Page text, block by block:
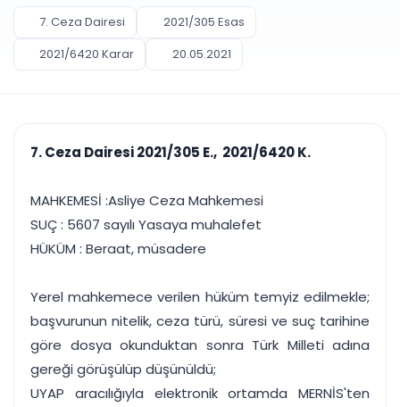
PLANLAMA & TAKİP
Pano ve Takip
Duruşma ve görev
takvimi
Bildirim
Süreleri asla kaçırmayın
takibi
Tek panelde uçtan uca yönetim
Tüm özellikleri inceleyin Ücretsiz Başlayın
7. Ceza Dairesi
2021/305 Esas
2021/6420 Karar
20.05.2021
7. Ceza Dairesi 2021/305 E., 2021/6420 K.
MAHKEMESİ :Asliye Ceza Mahkemesi
SUÇ : 5607 sayılı Yasaya muhalefet
HÜKÜM : Beraat, müsadere
Yerel mahkemece verilen hüküm temyiz edilmekle;
başvurunun nitelik, ceza türü, süresi ve suç tarihine
göre dosya okunduktan sonra Türk Milleti adına
gereği görüşülüp düşünüldü;
UYAP aracılığıyla elektronik ortamda MERNİS'ten